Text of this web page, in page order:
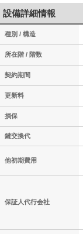
設備詳細情報
種別 / 構造
所在階 / 階数
契約期間
更新料
損保
鍵交換代
他初期費用
保証人代行会社